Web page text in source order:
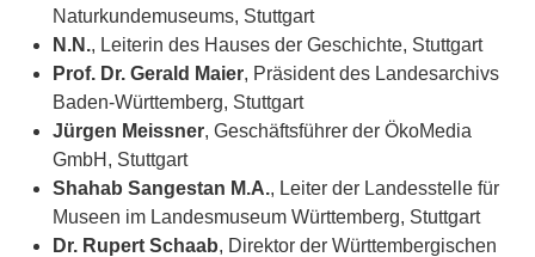
Naturkundemuseums, Stuttgart
N.N., Leiterin des Hauses der Geschichte, Stuttgart
Prof. Dr. Gerald Maier, Präsident des Landesarchivs
Baden-Württemberg, Stuttgart
Jürgen Meissner, Geschäftsführer der ÖkoMedia
GmbH, Stuttgart
Shahab Sangestan M.A., Leiter der Landesstelle für
Museen im Landesmuseum Württemberg, Stuttgart
Dr. Rupert Schaab, Direktor der Württembergischen